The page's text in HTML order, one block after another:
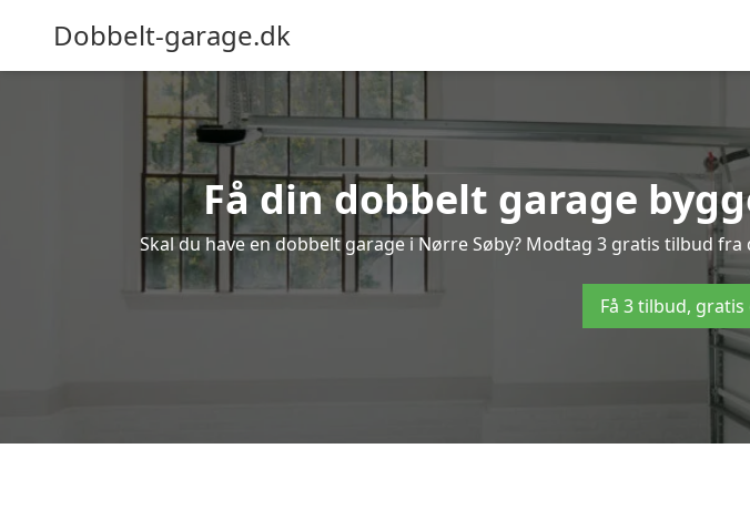
Dobbelt-garage.dk
Få din dobbelt garage
Skal du have en dobbelt garage i Nørre Søby? Modtag 3 gratis tilbud
Få 3 tilbud,